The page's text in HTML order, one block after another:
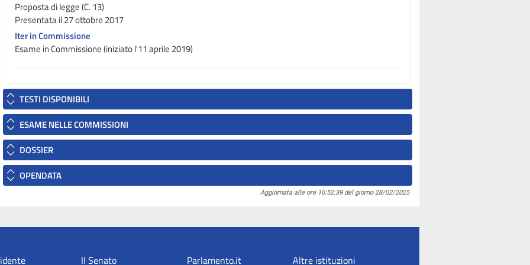
Proposta di legge (C. 13)
Presentata il 27 ottobre 2017
Iter in Commissione
Esame in Commissione (iniziato l'11 aprile 2019)
TESTI DISPONIBILI
ESAME NELLE COMMISSIONI
DOSSIER
OPENDATA
Aggiornata alle ore 10:52:39 del giorno 28/02/2025
Il Senato Parlamento.it Altre istituzioni